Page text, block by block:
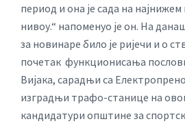
период и она је сада на
нивоу.“ напоменуо је он. На
за новинаре било је ријечи и о
почетак функционисања
Вијака, сарадњи са
изградњи трафо-станице на
кандидатури општине за